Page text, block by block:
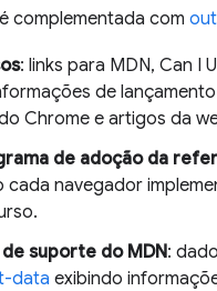
complementada com
: links para MDN, Can I
de
Chrome e artigos da
de adoção da
cada navegador
suporte do MDN:
data exibindo